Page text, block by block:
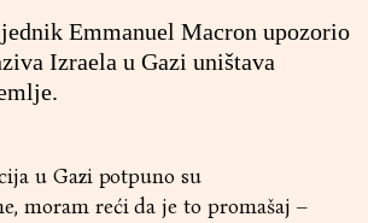
Emmanuel Macron upozorio
Izraela u Gazi uništava
u Gazi potpuno su
moram reći da je to promašaj –